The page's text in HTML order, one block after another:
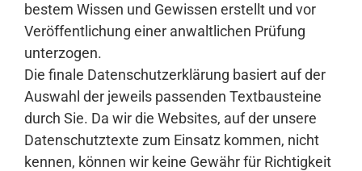
bestem Wissen und Gewissen erstellt und vor
Veröffentlichung einer anwaltlichen Prüfung
unterzogen.
Die finale Datenschutzerklärung basiert auf der
Auswahl der jeweils passenden Textbausteine
durch Sie. Da wir die Websites, auf der unsere
Datenschutztexte zum Einsatz kommen, nicht
kennen, können wir keine Gewähr für Richtigkeit